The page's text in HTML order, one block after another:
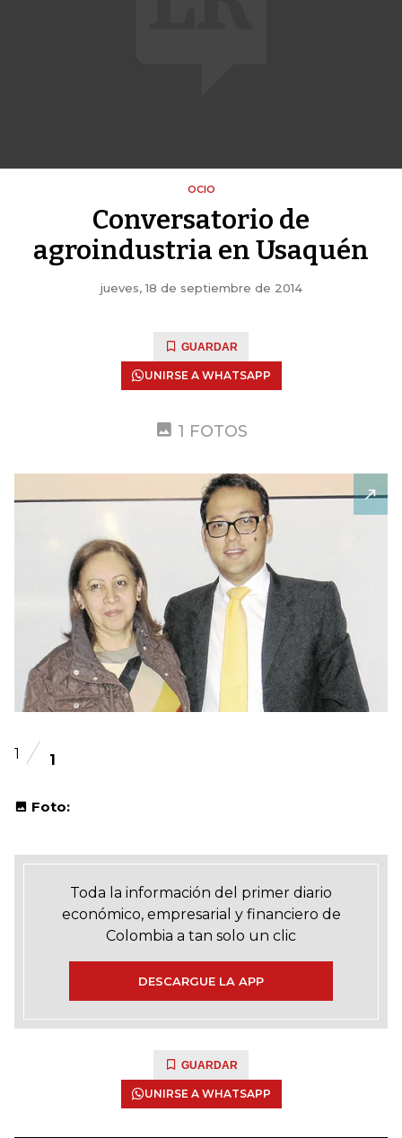
OCIO
Conversatorio de
agroindustria en Usaquén
jueves, 18 de septiembre de 2014
GUARDAR
UNIRSE A WHATSAPP
1 FOTOS
1 1
Foto:
Toda la información del primer diario
económico, empresarial y financiero de
Colombia a tan solo un clic
DESCARGUE LA APP
GUARDAR
UNIRSE A WHATSAPP